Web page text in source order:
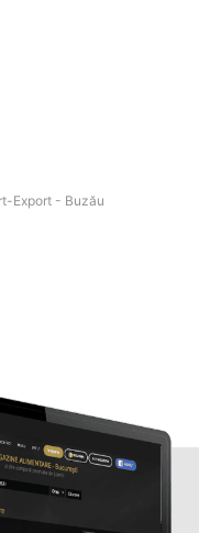
Export - Buzău